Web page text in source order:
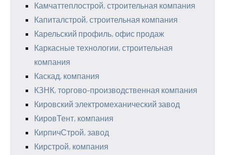
Камчаттеплострой, строительная компания
Капиталстрой, строительная компания
Карельский профиль, офис продаж
Каркасные технологии, строительная
компания
Каскад, компания
КЗНК, торгово-производственная компания
Кировский электромеханический завод
КировТент, компания
КирпичСтрой, завод
Кирстрой, компания